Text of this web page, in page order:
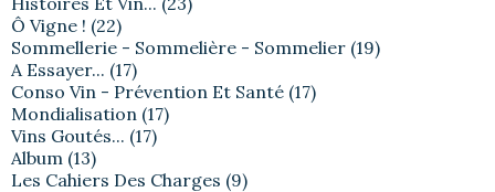
Ô Vigne ! (22)
Sommellerie - Sommelière - Sommelier (19)
A Essayer... (17)
Conso Vin - Prévention Et Santé (17)
Mondialisation (17)
Vins Goutés... (17)
Album (13)
Les Cahiers Des Charges (9)